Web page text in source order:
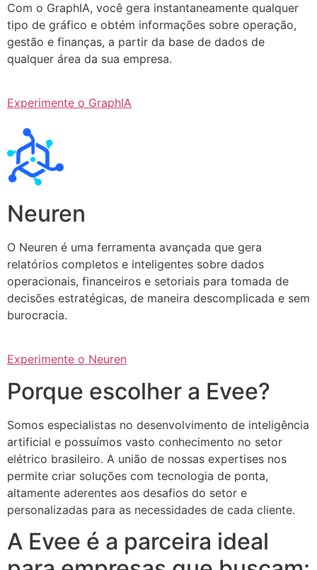
Com o GraphIA, você gera instantaneamente qualquer
tipo de gráfico e obtém informações sobre operação,
gestão e finanças, a partir da base de dados de
qualquer área da sua empresa.
Experimente o GraphIA
Neuren
O Neuren é uma ferramenta avançada que gera
relatórios completos e inteligentes sobre dados
operacionais, financeiros e setoriais para tomada de
decisões estratégicas, de maneira descomplicada e sem
burocracia.
Experimente o Neuren
Porque escolher a Evee?
Somos especialistas no desenvolvimento de inteligência
artificial e possuímos vasto conhecimento no setor
elétrico brasileiro. A união de nossas expertises nos
permite criar soluções com tecnologia de ponta,
altamente aderentes aos desafios do setor e
personalizadas para as necessidades de cada cliente.
A Evee é a parceira ideal